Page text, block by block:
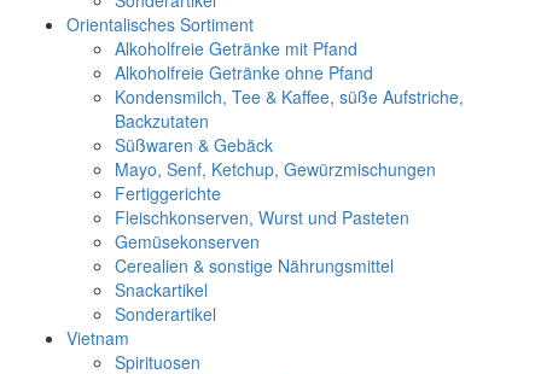
Orientalisches Sortiment
Alkoholfreie Getränke mit Pfand
Alkoholfreie Getränke ohne Pfand
Kondensmilch, Tee & Kaffee, süße Aufstriche,
Backzutaten
Süßwaren & Gebäck
Mayo, Senf, Ketchup, Gewürzmischungen
Fertiggerichte
Fleischkonserven, Wurst und Pasteten
Gemüsekonserven
Cerealien & sonstige Nährungsmittel
Snackartikel
Sonderartikel
Vietnam
Spirituosen